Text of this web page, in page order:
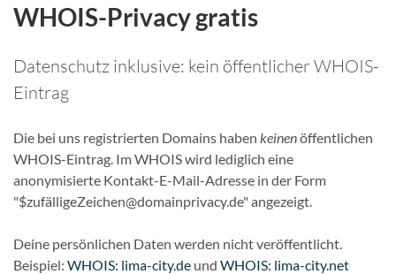
WHOIS-Privacy gratis
Datenschutz inklusive: kein öffentlicher WHOIS-
Eintrag
Die bei uns registrierten Domains haben keinenöffentlichen
WHOIS-Eintrag. Im WHOIS wird lediglich eine
anonymisierte Kontakt-E-Mail-Adresse in der Form
"$zufälligeZeichen@domainprivacy.de" angezeigt.
Deine persönlichen Daten werden nicht veröffentlicht.
Beispiel: WHOIS: lima-city.de und WHOIS: lima-city.net